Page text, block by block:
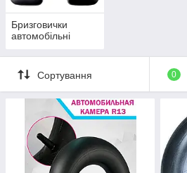
Бризговички
автомобільні
Сортування 0